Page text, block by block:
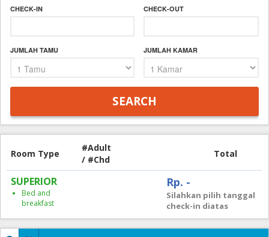
CHECK-IN CHECK-OUT
JUMLAH TAMU JUMLAH KAMAR
Room Type
#Adult
/ #Chd
Total
SUPERIOR
Bed and
breakfast
Rp. -
Silahkan pilih tanggal
check-in diatas